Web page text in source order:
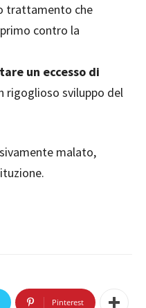
trattamento che
contro la
un eccesso di
rigoglioso sviluppo del
malato,
Pinterest